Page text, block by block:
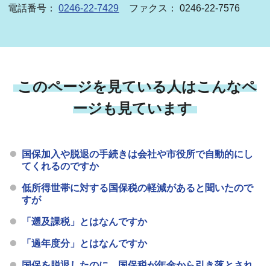
電話番号：0246-22-7429 ファクス： 0246-22-7576
このページを見ている人はこんなペ
ージも見ています
国保加入や脱退の手続きは会社や市役所で自動的にし
てくれるのですか
低所得世帯に対する国保税の軽減があると聞いたので
すが
「遡及課税」とはなんですか
「過年度分」とはなんですか